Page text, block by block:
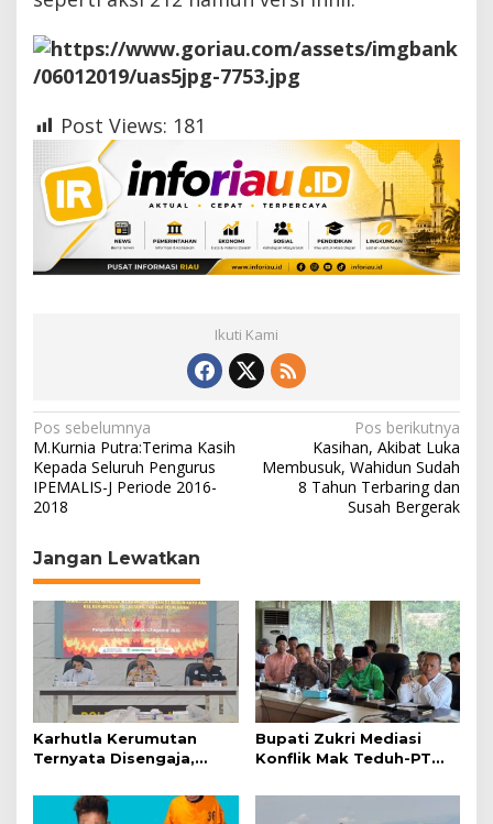
Post Views: 181
Ikuti Kami
N
a
v
g
a
s
p
s
Pos sebelumnya
M.Kurnia Putra:Terima Kasih
Kepada Seluruh Pengurus
IPEMALIS-J Periode 2016-
2018
Pos berikutnya
Kasihan, Akibat Luka
Membusuk, Wahidun Sudah
8 Tahun Terbaring dan
Susah Bergerak
Jangan Lewatkan
Karhutla Kerumutan
Ternyata Disengaja,
Pembakar Lahan
Bupati Zukri Mediasi
Konflik Mak Teduh-PT